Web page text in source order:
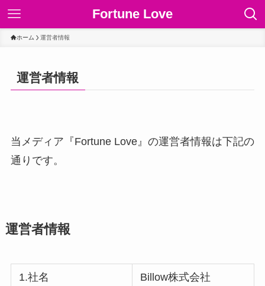
Fortune Love
ホーム 運営者情報
運営者情報
当メディア『Fortune Love』の運営者情報は下記の
通りです。
運営者情報
1.社名
Billow株式会社